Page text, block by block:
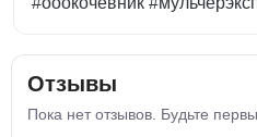
Отзывы
Пока нет отзывов. Будьте